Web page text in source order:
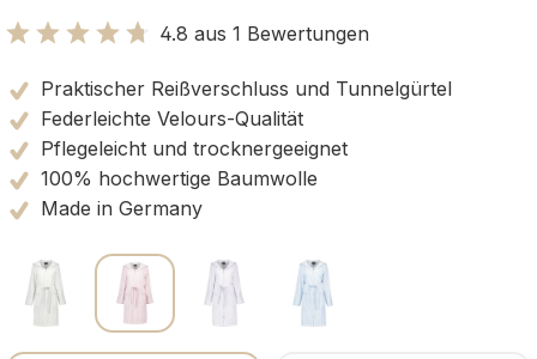
4.8 aus 1 Bewertungen
Praktischer Reißverschluss und Tunnelgürtel
Federleichte Velours-Qualität
Pflegeleicht und trocknergeeignet
100% hochwertige Baumwolle
Made in Germany